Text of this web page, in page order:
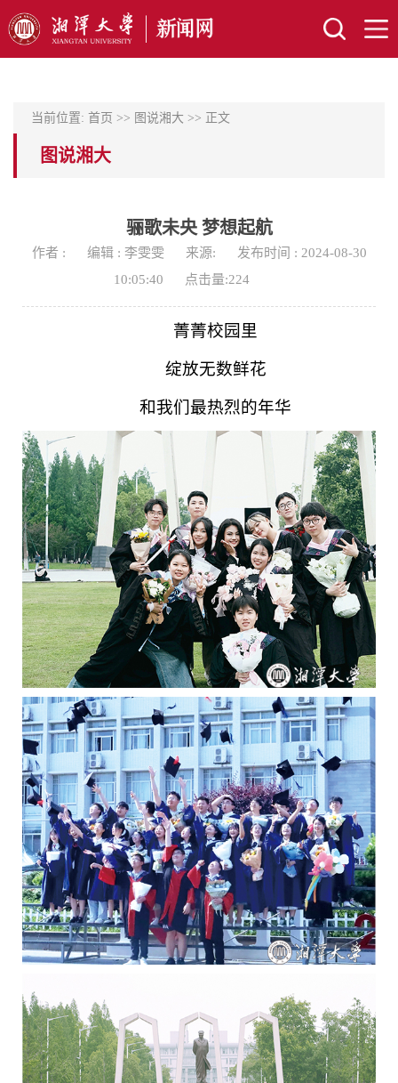
当前位置: 首页 >> 图说湘大 >> 正文
图说湘大
骊歌未央 梦想起航
作者 : 编辑 : 李雯雯 来源:
发布时间 : 2024-08-30
10:05:40
点击量:224
菁菁校园里
绽放无数鲜花
和我们最热烈的年华